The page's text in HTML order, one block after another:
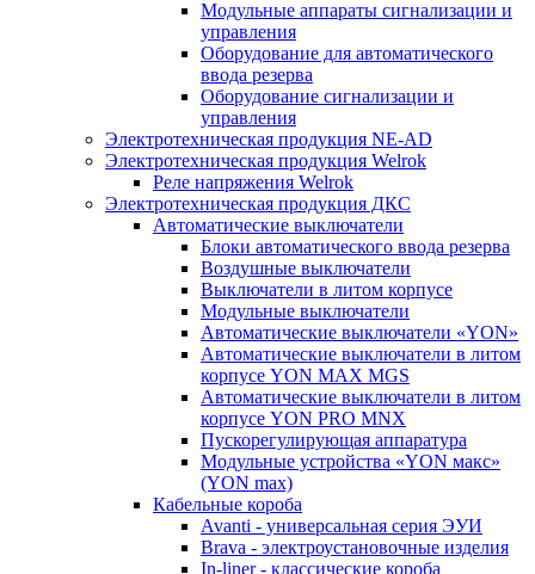
Модульные аппараты сигнализации и
управления
Оборудование для автоматического
ввода резерва
Оборудование сигнализации и
управления
Электротехническая продукция NE-AD
Электротехническая продукция Welrok
Реле напряжения Welrok
Электротехническая продукция ДКС
Автоматические выключатели
Блоки автоматического ввода резерва
Воздушные выключатели
Выключатели в литом корпусе
Модульные выключатели
Автоматические выключатели «YON»
Автоматические выключатели в литом
корпусе YON MAX MGS
Автоматические выключатели в литом
корпусе YON PRO MNX
Пускорегулирующая аппаратура
Модульные устройства «YON макс»
(YON max)
Кабельные короба
Avanti - универсальная серия ЭУИ
Brava - электроустановочные изделия
In-liner - классические короба